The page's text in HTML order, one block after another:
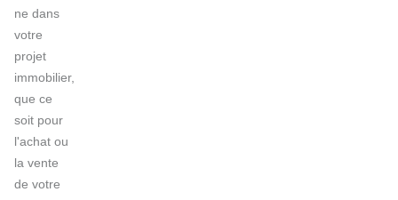
ne dans
votre
projet
immobilier,
que ce
soit pour
l'achat ou
la vente
de votre